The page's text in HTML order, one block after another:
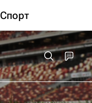
Спорт